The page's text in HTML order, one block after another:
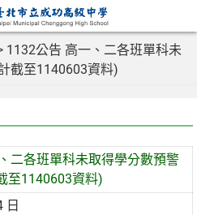
1132公告 高一、二各班單科未
截至1140603資料)
二各班單科未取得學分數預警
至1140603資料)
日